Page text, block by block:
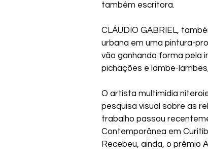
também escritora.
CLÁUDIO GABRIEL,
urbana em uma pintura-
vão ganhando forma pela
pichações e lambe-
O artista multimídia
pesquisa visual sobre as
trabalho passou
Contemporânea em
Recebeu, ainda, o prêmio